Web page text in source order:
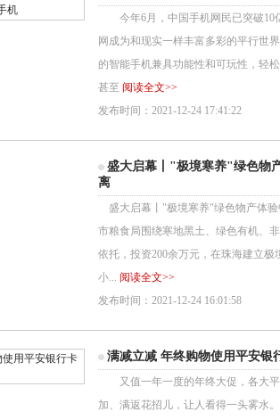
今年6月，中国手机网民已突破10
网成为和现实一样丰富多彩的平行世
的智能手机兼具功能性和可玩性，轻
甚至 阅读全文>>
发布时间：2021-12-24 17:41:22
盛大启幕丨"极境寒养"绿色物
离
盛大启幕丨"极境寒养"绿色物产
市粮食局围绕寒地黑土、绿色有机、
依托，投资200余万元，在珠海建立
小... 阅读全文>>
发布时间：2021-12-24 16:01:58
满减立减 年终购物使用平安银
又值一年一度的年终大促，各大平
加、满返花招儿，让人看得一头雾水